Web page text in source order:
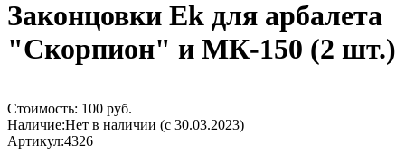
Законцовки Ek для арбалета
"Скорпион" и МК-150 (2 шт.)
Стоимость: 100 руб.
Наличие:Нет в наличии (с 30.03.2023)
Артикул:4326